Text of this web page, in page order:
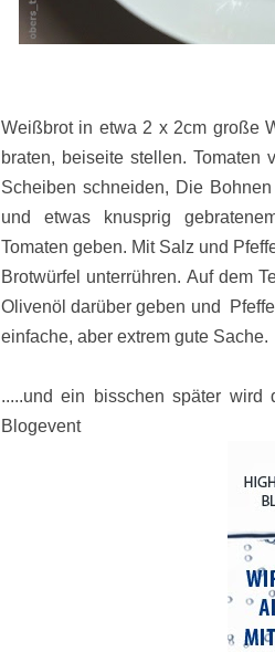
Weißbrot in etwa 2 x 2cm große
braten, beiseite stellen.
Scheiben schneiden, Die
und etwas knusprig
Tomaten geben. Mit Salz und
Brotwürfel unterrühren. Auf dem
Olivenöl darüber geben und
einfache, aber extrem gute Sache.
.....und ein bisschen später
Blogevent